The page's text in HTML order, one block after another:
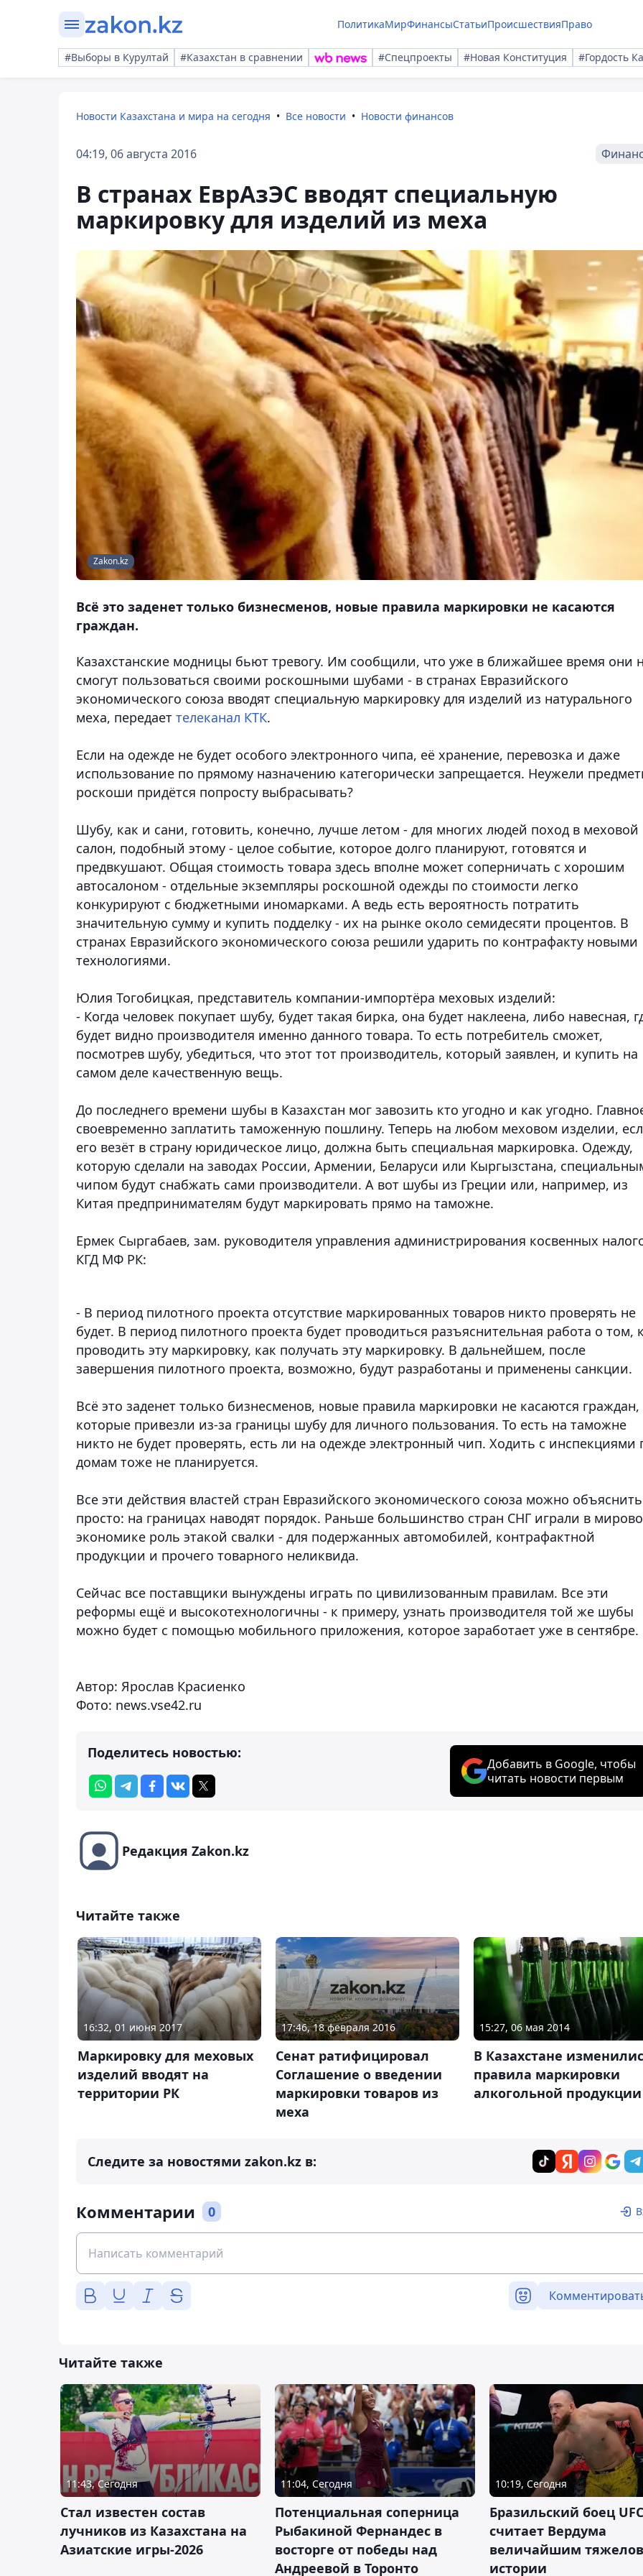
ПолитикаМирФинансыСтатьиПроисшествияПраво
#Выборы в Курултай #Казахстан в сравнении #Спецпроекты #Новая Конституция #Гордость
Новости Казахстана и мира на сегодня Все новости Новости финансов
04:19, 06 августа 2016
В странах ЕврАзЭС вводят специальную
маркировку для изделий из меха
Zakon.kz
Всё это заденет только бизнесменов, новые правила маркировки не касаются
граждан.
Казахстанские модницы бьют тревогу. Им сообщили, что уже в ближайшее время они
смогут пользоваться своими роскошными шубами - в странах Евразийского
экономического союза вводят специальную маркировку для изделий из натурального
меха, передает телеканал КТК.
Если на одежде не будет особого электронного чипа, её хранение, перевозка и даже
использование по прямому назначению категорически запрещается. Неужели
роскоши придётся попросту выбрасывать?
Шубу, как и сани, готовить, конечно, лучше летом - для многих людей поход в меховой
салон, подобный этому - целое событие, которое долго планируют, готовятся и
предвкушают. Общая стоимость товара здесь вполне может соперничать с хорошим
автосалоном - отдельные экземпляры роскошной одежды по стоимости легко
конкурируют с бюджетными иномарками. А ведь есть вероятность потратить
значительную сумму и купить подделку - их на рынке около семидесяти процентов. В
странах Евразийского экономического союза решили ударить по контрафакту новыми
технологиями.
Юлия Тогобицкая, представитель компании-импортёра меховых изделий:
- Когда человек покупает шубу, будет такая бирка, она будет наклеена, либо навесная,
будет видно производителя именно данного товара. То есть потребитель сможет,
посмотрев шубу, убедиться, что этот тот производитель, который заявлен, и купить на
самом деле качественную вещь.
До последнего времени шубы в Казахстан мог завозить кто угодно и как угодно.
своевременно заплатить таможенную пошлину. Теперь на любом меховом изделии,
его везёт в страну юридическое лицо, должна быть специальная маркировка. Одежду,
которую сделали на заводах России, Армении, Беларуси или Кыргызстана,
чипом будут снабжать сами производители. А вот шубы из Греции или, например, из
Китая предпринимателям будут маркировать прямо на таможне.
Ермек Сыргабаев, зам. руководителя управления администрирования косвенных
КГД МФ РК:
- В период пилотного проекта отсутствие маркированных товаров никто проверять не
будет. В период пилотного проекта будет проводиться разъяснительная работа о том,
проводить эту маркировку, как получать эту маркировку. В дальнейшем, после
завершения пилотного проекта, возможно, будут разработаны и применены санкции.
Всё это заденет только бизнесменов, новые правила маркировки не касаются граждан,
которые привезли из-за границы шубу для личного пользования. То есть на таможне
никто не будет проверять, есть ли на одежде электронный чип. Ходить с инспекциями
домам тоже не планируется.
Все эти действия властей стран Евразийского экономического союза можно объяснить
просто: на границах наводят порядок. Раньше большинство стран СНГ играли в
экономике роль этакой свалки - для подержанных автомобилей, контрафактной
продукции и прочего товарного неликвида.
Сейчас все поставщики вынуждены играть по цивилизованным правилам. Все эти
реформы ещё и высокотехнологичны - к примеру, узнать производителя той же шубы
можно будет с помощью мобильного приложения, которое заработает уже в сентябре.
Автор: Ярослав Красиенко
Фото: news.vse42.ru
Поделитесь новостью:
Добавить в Google, чтобы
читать новости первым
Редакция Zakon.kz
Читайте также
16:32, 01 июня 2017
Маркировку для меховых
изделий вводят на
территории РК
17:46, 18 февраля 2016
Сенат ратифицировал
Соглашение о введении
маркировки товаров из
меха
15:27, 06 мая 2014
В Казахстане
правила маркировки
алкогольной продукции
Следите за новостями zakon.kz в:
Комментарии 0
Читайте также
11:43, Сегодня
Стал известен состав
лучников из Казахстана на
Азиатские игры-2026
11:04, Сегодня
Потенциальная соперница
Рыбакиной Фернандес в
восторге от победы над
Андреевой в Торонто
10:19, Сегодня
Бразильский боец
считает Вердума
величайшим
истории